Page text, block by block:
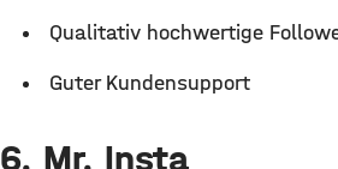
Qualitativ hochwertige
Guter Kundensupport
6. Mr. Insta